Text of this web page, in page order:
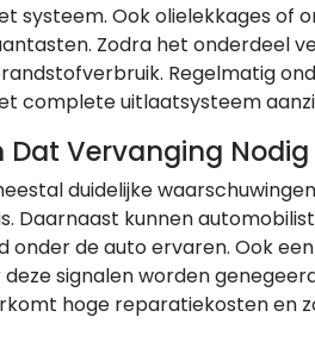
systeem. Ook olielekkages of
Zodra het onderdeel
Regelmatig
complete uitlaatsysteem
Dat Vervanging Nodig
duidelijke
Daarnaast kunnen
onder de auto ervaren. Ook
signalen worden
hoge reparatiekosten en